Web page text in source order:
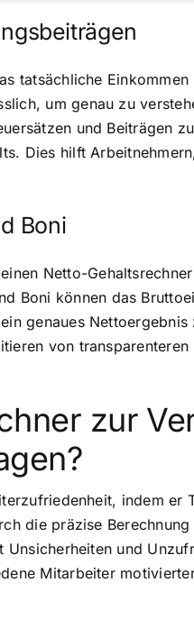
tatsächliche
um genau zu
und Beiträgen
Dies hilft
Boni
Netto-
Boni können das
genaues
von
zur
indem
die präzise
und
Mitarbeiter